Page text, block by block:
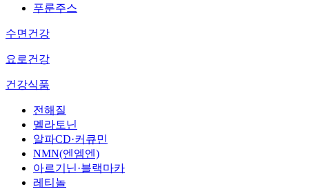
푸룬주스
수면건강
요로건강
건강식품
전해질
멜라토닌
알파CD·커큐민
NMN(엔엠엔)
아르기닌·블랙마카
레티놀